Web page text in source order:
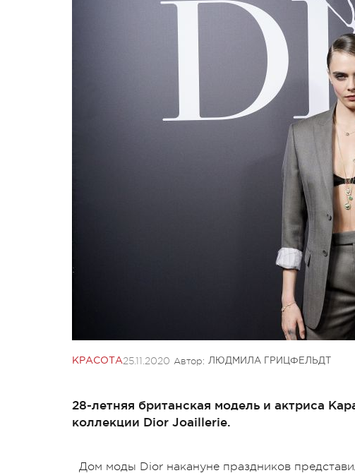
КРАСОТА25.11.2020 Автор: ЛЮДМИЛА ГРИЦФЕЛЬДТ
28-летняя британская модель и актриса
коллекции Dior Joaillerie.
Дом моды Dior накануне праздников